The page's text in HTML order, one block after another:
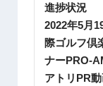
進捗状況
2022年5月
際ゴルフ倶
ナーPRO-
アトリPR